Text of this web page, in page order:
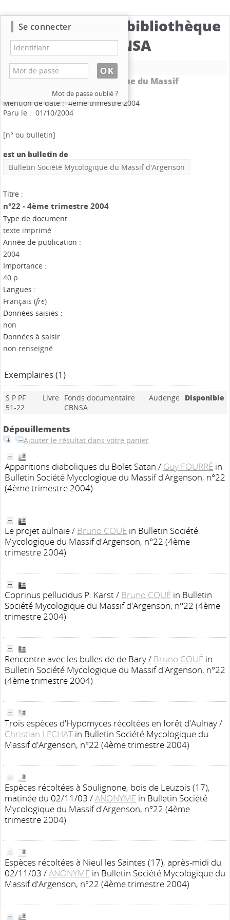
Catalogue de la bibliothèque
du CBNSA
Nouvelle recherche
Bulletin Société Mycologique du Massif
.n°22
Mention de date : 4ème trimestre 2004
Paru le : 01/10/2004
[n° ou bulletin]
est un bulletin de
Bulletin Société Mycologique du Massif d'Argenson
Titre :
n°22 - 4ème trimestre 2004
Type de document :
texte imprimé
Année de publication :
2004
Importance :
40 p.
Langues :
Français (fre)
Données saisies :
non
Données à saisir :
non renseigné
Exemplaires (1)
S P PF
51-22
Livre
Fonds documentaire
CBNSA
Audenge Disponible
Dépouillements
Ajouter le résultat dans votre panier
Apparitions diaboliques du Bolet Satan / Guy FOURRÉ in
Bulletin Société Mycologique du Massif d'Argenson, n°22
(4ème trimestre 2004)
Le projet aulnaie/ Bruno COUÉ in Bulletin Société
Mycologique du Massif d'Argenson, n°22 (4ème
trimestre 2004)
Coprinus pellucidus P. Karst/ Bruno COUÉ in Bulletin
Société Mycologique du Massif d'Argenson, n°22 (4ème
trimestre 2004)
Rencontre avec les bulles de de Bary/ Bruno COUÉ in
Bulletin Société Mycologique du Massif d'Argenson, n°22
(4ème trimestre 2004)
Trois espèces d'Hypomyces récoltées en forêt d'Aulnay/
Christian LECHAT in Bulletin Société Mycologique du
Massif d'Argenson, n°22 (4ème trimestre 2004)
Espèces récoltées à Soulignone, bois de Leuzois (17),
matinée du 02/11/03 /ANONYME in Bulletin Société
Mycologique du Massif d'Argenson, n°22 (4ème
trimestre 2004)
Espèces récoltées à Nieul les Saintes (17), après-midi du
02/11/03 /ANONYME in Bulletin Société Mycologique du
Massif d'Argenson, n°22 (4ème trimestre 2004)
Se connecter
Mot de passe oublié ?